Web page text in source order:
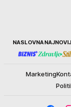
KurirNASLOVNA
Marketing